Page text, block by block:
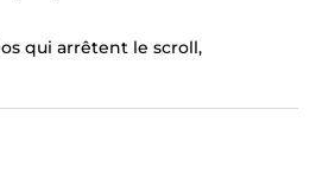
qui arrêtent le scroll,
au montage. Je transforme tes
dynamiques et
performer.